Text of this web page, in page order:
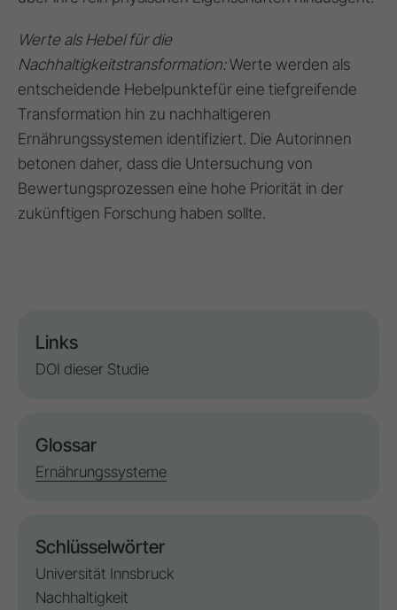
Werte als Hebel für die
Nachhaltigkeitstransformation:Werte werden als
entscheidende Hebelpunktefür eine tiefgreifende
Transformation hin zu nachhaltigeren
Ernährungssystemen identifiziert. Die Autorinnen
betonen daher, dass die Untersuchung von
Bewertungsprozessen eine hohe Priorität in der
zukünftigen Forschung haben sollte.
Links
DOI dieser Studie
Glossar
Ernährungssysteme
Schlüsselwörter
Universität Innsbruck
Nachhaltigkeit